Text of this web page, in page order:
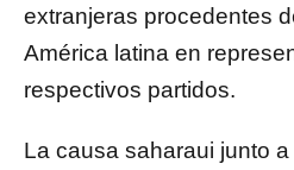
extranjeras procedentes
América latina en
respectivos partidos.
La causa saharaui junto